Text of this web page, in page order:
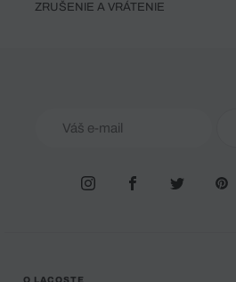
ZRUŠENIE A VRÁTENIE
O LACOSTE